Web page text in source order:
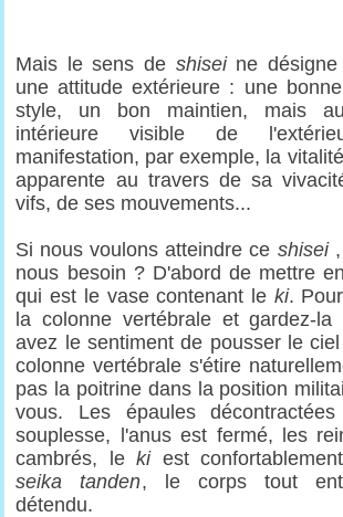
Mais le sens de shiseine désigne
une attitude extérieure : une
style, un bon maintien, mais
intérieure visible de
manifestation, par exemple, la
apparente au travers de sa
vifs, de ses mouvements...
Si nous voulons atteindre ce shisei,
nous besoin ? D'abord de mettre
qui est le vase contenant le ki.
la colonne vertébrale et gardez-
avez le sentiment de pousser le
colonne vertébrale s'étire
pas la poitrine dans la position
vous. Les épaules
souplesse, l'anus est fermé, les
cambrés, lekiest
seika tanden, le corps tout
détendu.